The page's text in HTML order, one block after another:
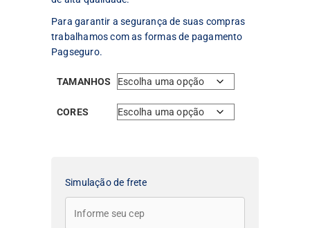
Para garantir a segurança de suas compras
trabalhamos com as formas de pagamento
Pagseguro.
TAMANHOS
CORES
Simulação de frete